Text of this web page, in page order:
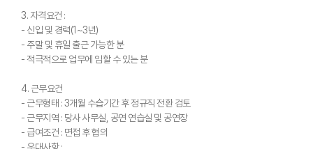
3. 자격요건 :
- 신입 및 경력(1~3년)
- 주말 및 휴일 출근 가능한 분
- 적극적으로 업무에 임할 수 있는 분
4. 근무요건
- 근무형태 : 3개월 수습기간 후 정규직 전환 검토
- 근무지역 : 당사 사무실, 공연 연습실 및 공연장
- 급여조건 : 면접 후 협의